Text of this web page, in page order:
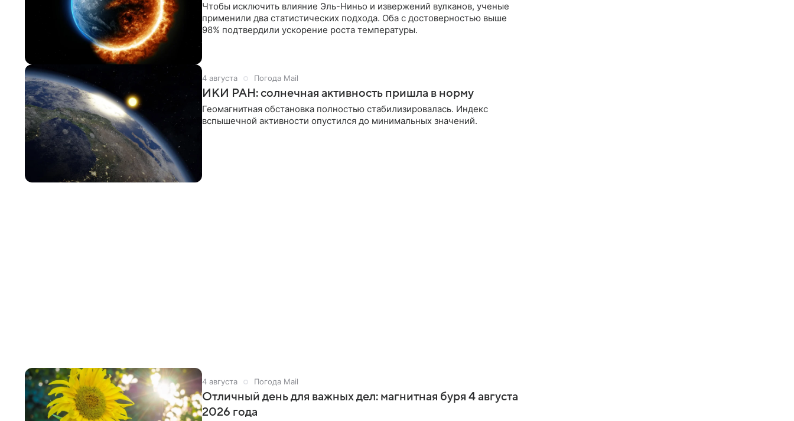
Чтобы исключить влияние Эль-Ниньо и извержений вулканов, ученые
применили два статистических подхода. Оба с достоверностью выше
98% подтвердили ускорение роста температуры.
4 августа Погода Mail
ИКИ РАН: солнечная активность пришла в норму
Геомагнитная обстановка полностью стабилизировалась. Индекс
вспышечной активности опустился до минимальных значений.
4 августа Погода Mail
Отличный день для важных дел: магнитная буря 4 августа
2026 года